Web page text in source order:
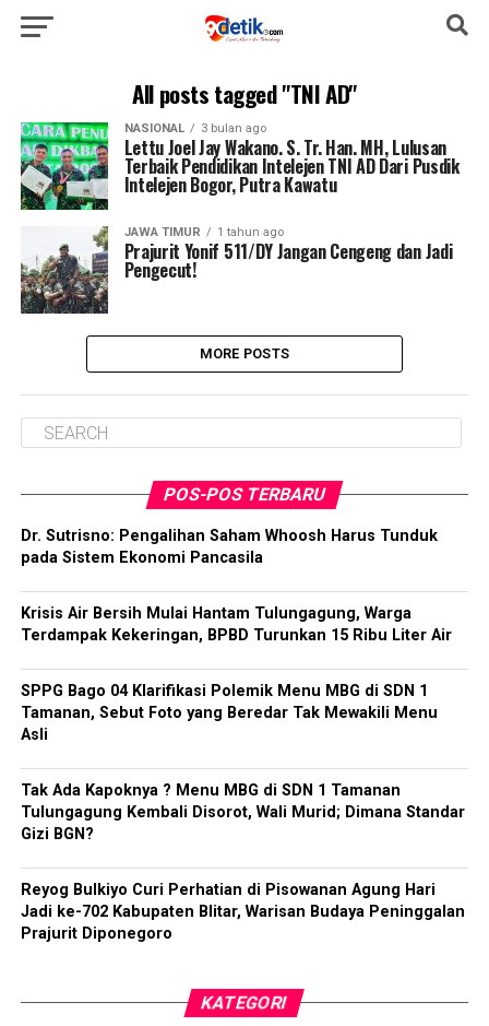
All posts tagged "TNI AD"
NASIONAL 3 bulan ago
Lettu Joel Jay Wakano. S. Tr. Han. MH, Lulusan
Terbaik Pendidikan Intelejen TNI AD Dari Pusdik
Intelejen Bogor, Putra Kawatu
JAWA TIMUR 1 tahun ago
Prajurit Yonif 511/DY Jangan Cengeng dan Jadi
Pengecut!
MORE POSTS
POS-POS TERBARU
Dr. Sutrisno: Pengalihan Saham Whoosh Harus Tunduk
pada Sistem Ekonomi Pancasila
Krisis Air Bersih Mulai Hantam Tulungagung, Warga
Terdampak Kekeringan, BPBD Turunkan 15 Ribu Liter Air
SPPG Bago 04 Klarifikasi Polemik Menu MBG di SDN 1
Tamanan, Sebut Foto yang Beredar Tak Mewakili Menu
Asli
Tak Ada Kapoknya ? Menu MBG di SDN 1 Tamanan
Tulungagung Kembali Disorot, Wali Murid; Dimana Standar
Gizi BGN?
Reyog Bulkiyo Curi Perhatian di Pisowanan Agung Hari
Jadi ke-702 Kabupaten Blitar, Warisan Budaya Peninggalan
Prajurit Diponegoro
KATEGORI